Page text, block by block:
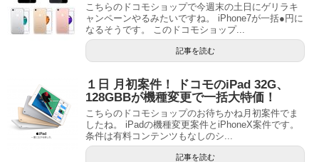
こちらのドコモショップで今週末の土日にゲリラキ
ャンペーンやるみたいですね。 iPhone7が一括●円に
なるそうです。 このドコモショップ...
記事を読む
１日 月初案件！ ドコモのiPad 32G、
128GBBが機種変更で一括大特価！
こちらのドコモショップのお待ちかね月初案件でま
したね。 iPadの機種変更案件とiPhoneX案件です。
条件は有料コンテンツもなしのシ...
記事を読む